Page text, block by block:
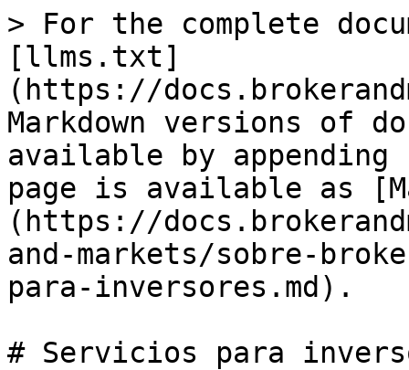
> For the complete
[llms.txt]
(https://
Markdown versions of
available by
page is available as
(https://
and-markets/sobre-
para-inversores.md).
# Servicios para